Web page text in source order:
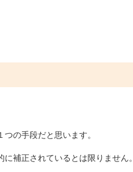
の手段だと思います。
補正されているとは限りません。